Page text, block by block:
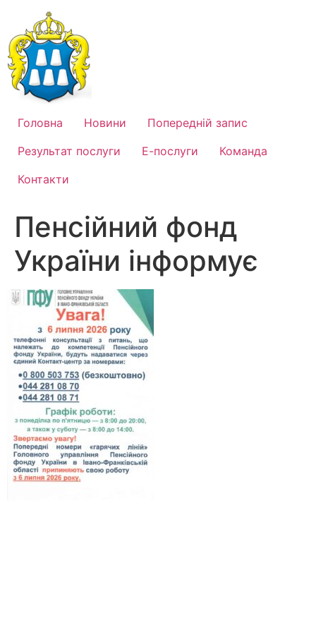
вмісту
Головна Новини
Попередній запис
Результат послуги
Е-послуги
Команда
Контакти
Пенсійний фонд
України інформує